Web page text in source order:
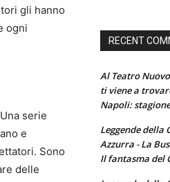
gli hanno
ogni
serie
e
Sono
delle
RECENT
Al Teatro
ti viene a
Napoli:
Leggende della
Azzurra - La
Il fantasma del